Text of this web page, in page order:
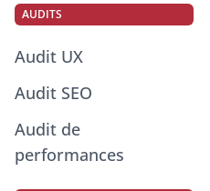
AUDITS
Audit UX
Audit SEO
Audit de
performances